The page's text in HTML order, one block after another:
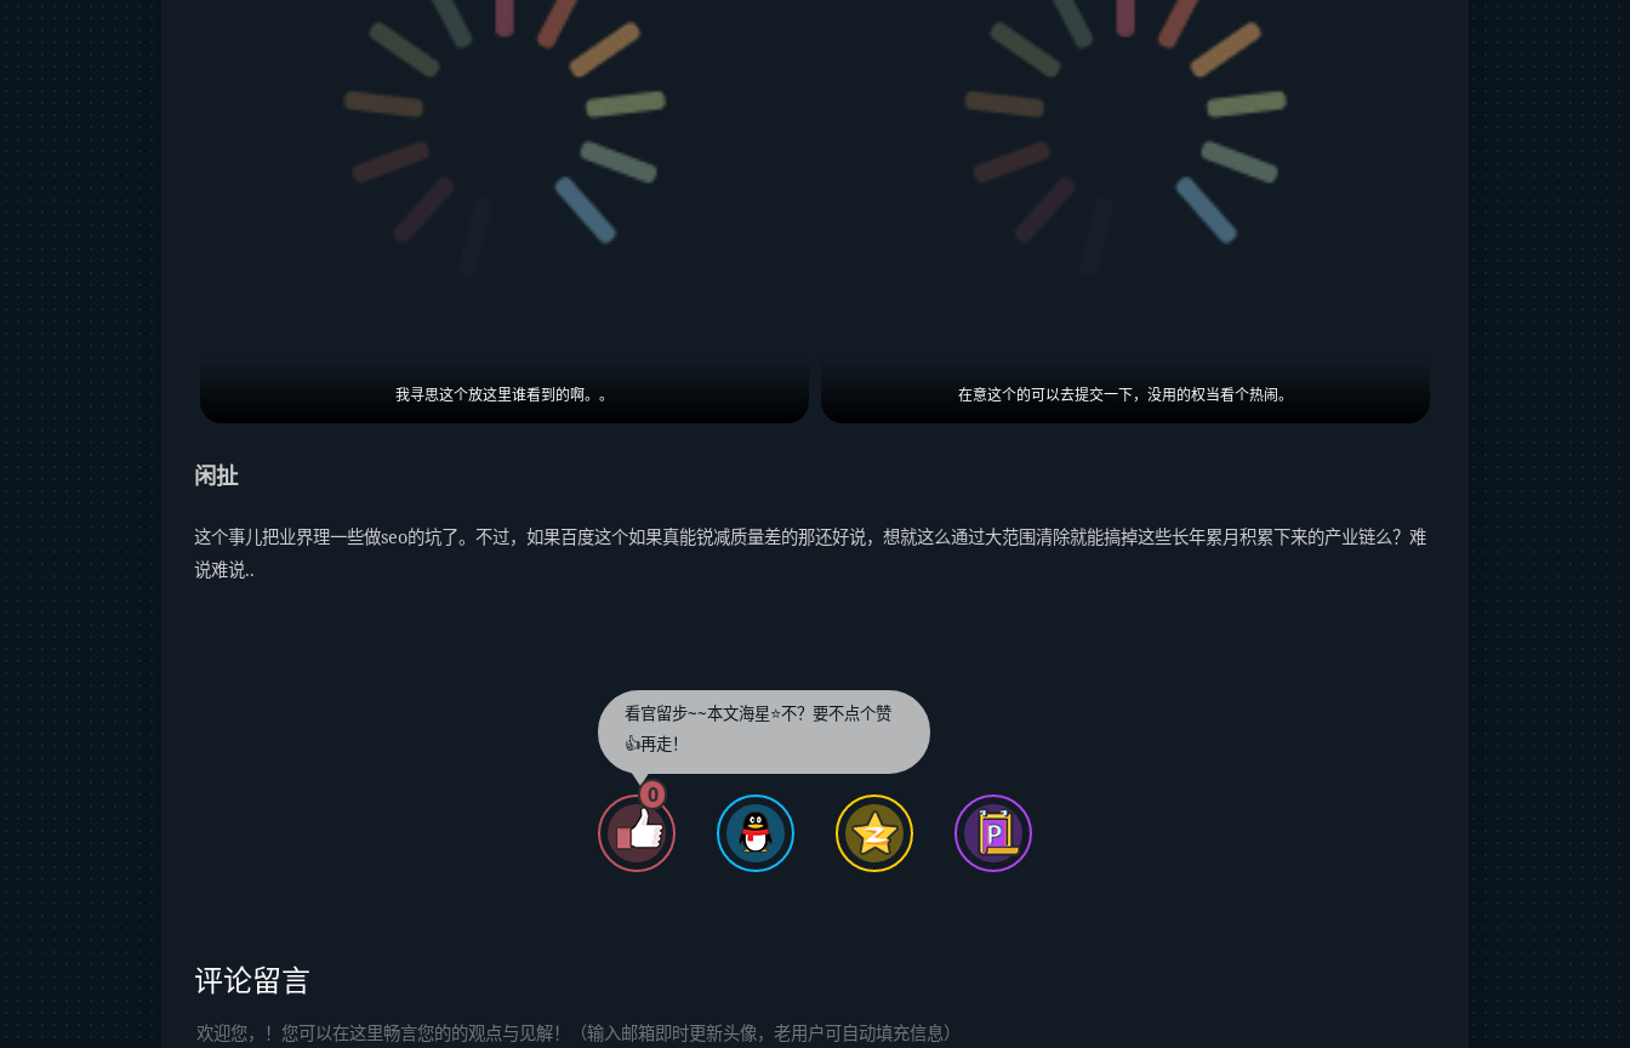
我寻思这个放这里谁看到的啊。。 在意这个的可以去提交一下，没用的权当看个热闹。
闲扯
这个事儿把业界理一些做seo的坑了。不过，如果百度这个如果真能锐减质量差的那还好说，想就这么通过大范围清除就能搞掉这些长年累月积累下来的产业链么？难
说难说..
看官留步~~本文海星⭐️不？要不点个赞
👍再走！
0
评论留言
欢迎您，！您可以在这里畅言您的的观点与见解！（输入邮箱即时更新头像，老用户可自动填充信息）